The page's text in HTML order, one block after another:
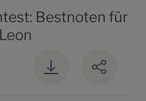
Bestnoten für